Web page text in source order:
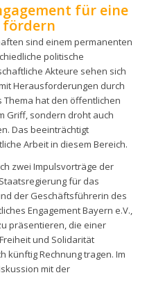
für eine
fördern
sind einem permanenten
politische
Akteure sehen sich
Herausforderungen durch
hat den öffentlichen
Griff, sondern droht auch
Das beeinträchtigt
Arbeit in diesem Bereich.
zwei Impulsvorträge der
für das
der Geschäftsführerin des
Engagement Bayern e.V.,
präsentieren, die einer
und Solidarität
künftig Rechnung tragen. Im
mit der